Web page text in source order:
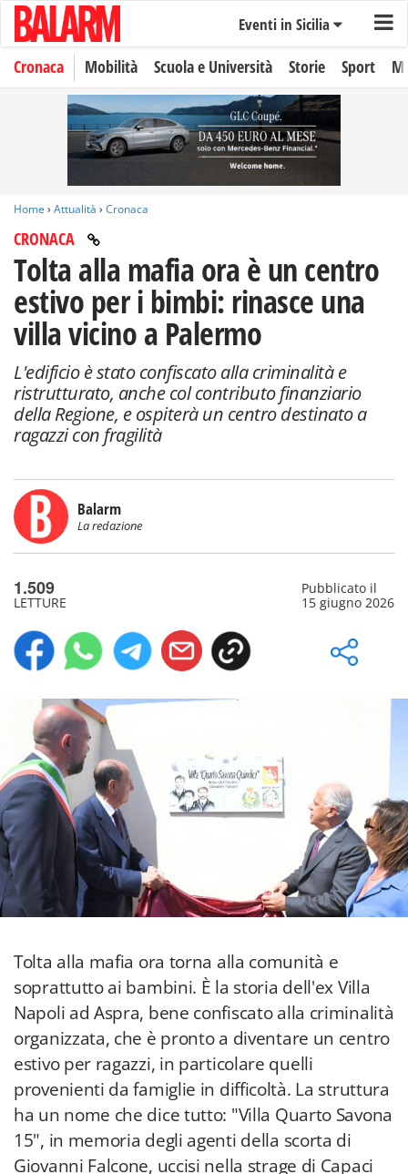
Eventi in Sicilia
Cronaca Mobilità Scuola e Università Storie Sport
Home › Attualità › Cronaca
CRONACA
Tolta alla mafia ora è un centro
estivo per i bimbi: rinasce una
villa vicino a Palermo
L'edificio è stato confiscato alla criminalità e
ristrutturato, anche col contributo finanziario
della Regione, e ospiterà un centro destinato a
ragazzi con fragilità
Balarm
La redazione
1.509
LETTURE
Pubblicato il
15 giugno 2026
Tolta alla mafia ora torna alla comunità e
soprattutto ai bambini. È la storia dell'ex Villa
Napoli ad Aspra, bene confiscato alla criminalità
organizzata, che è pronto a diventare un centro
estivo per ragazzi, in particolare quelli
provenienti da famiglie in difficoltà. La struttura
ha un nome che dice tutto: "Villa Quarto Savona
15", in memoria degli agenti della scorta di
Giovanni Falcone, uccisi nella strage di Capaci